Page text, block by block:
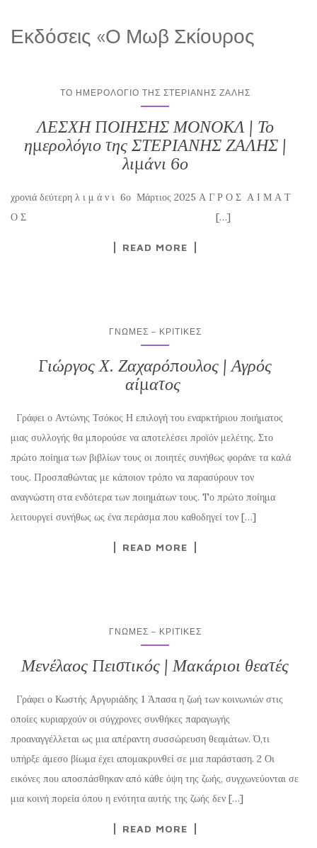
Εκδόσεις «Ο Μωβ Σκίουρος
ΤΟ ΗΜΕΡΟΛΌΓΙΟ ΤΗΣ ΣΤΕΡΙΑΝΗΣ ΖΑΛΗΣ
ΛΕΣΧΗ ΠΟΙΗΣΗΣ ΜΟΝΟΚΛ | Το
ημερολόγιο της ΣΤΕΡΙΑΝΗΣ ΖΑΛΗΣ |
λιμάνι 6ο
χρονιά δεύτερη λ ι μ ά ν ι 6ο Μάρτιος 2025 Α Γ Ρ Ο Σ Α Ι Μ Α Τ
Ο Σ […]
READ MORE
ΓΝΏΜΕΣ – ΚΡΙΤΙΚΈΣ
Γιώργος Χ. Ζαχαρόπουλος | Αγρός
αίματος
Γράφει ο Αντώνης Τσόκος Η επιλογή του εναρκτήριου ποιήματος
μιας συλλογής θα μπορούσε να αποτελέσει προϊόν μελέτης. Στο
πρώτο ποίημα των βιβλίων τους οι ποιητές συνήθως φοράνε τα καλά
τους. Προσπαθώντας με κάποιον τρόπο να παρασύρουν τον
αναγνώστη στα ενδότερα των ποιημάτων τους. Tο πρώτο ποίημα
λειτουργεί συνήθως ως ένα περάσμα που καθοδηγεί τον […]
READ MORE
ΓΝΏΜΕΣ – ΚΡΙΤΙΚΈΣ
Μενέλαος Πειστικός | Μακάριοι θεατές
Γράφει ο Κωστής Αργυριάδης 1 Άπασα η ζωή των κοινωνιών στις
οποίες κυριαρχούν οι σύγχρονες συνθήκες παραγωγής
προαναγγέλλεται ως μια απέραντη συσσώρευση θεαμάτων. Ό,τι
υπήρξε άμεσο βίωμα έχει απομακρυνθεί σε μια παράσταση. 2 Οι
εικόνες που αποσπάσθηκαν από κάθε όψη της ζωής, συγχωνεύονται σε
μια κοινή πορεία όπου η ενότητα αυτής της ζωής δεν […]
READ MORE